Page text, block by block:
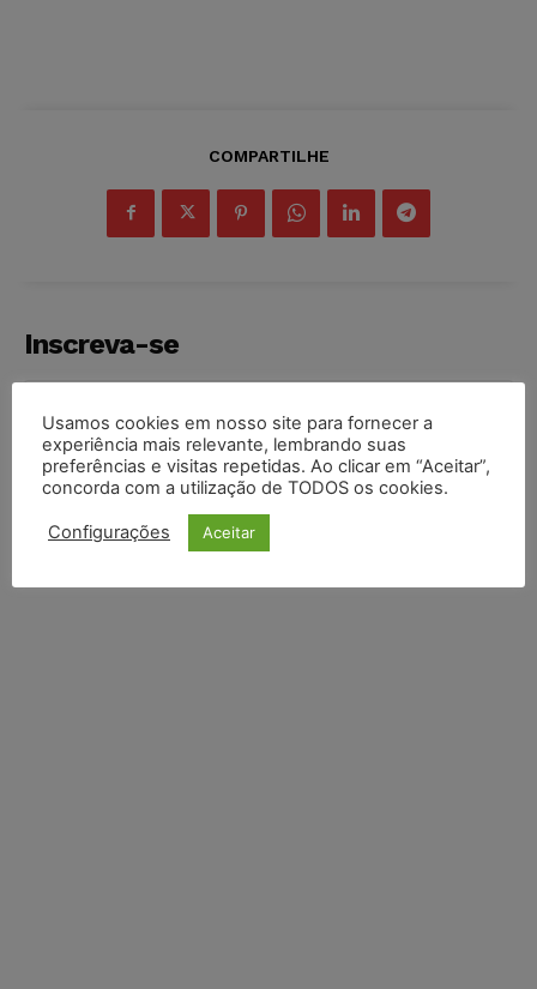
COMPARTILHE
Inscreva-se
INSCREVER
Li e aceito aPolítica de Privacidade
Usamos cookies em nosso site para fornecer a
experiência mais relevante, lembrando suas
preferências e visitas repetidas. Ao clicar em “Aceitar”,
concorda com a utilização de TODOS os cookies.
Configurações Aceitar